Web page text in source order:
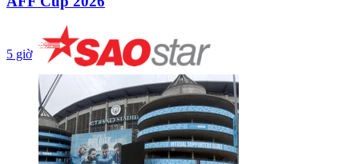
5 giờ